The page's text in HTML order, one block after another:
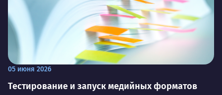
05 июня 2026
Тестирование и запуск медийных форматов